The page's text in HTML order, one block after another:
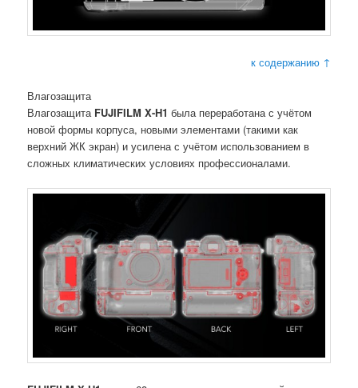
к содержанию ↑
Влагозащита
Влагозащита FUJIFILM X-H1 была переработана с учётом
новой формы корпуса, новыми элементами (такими как
верхний ЖК экран) и усилена с учётом использованием в
сложных климатических условиях профессионалами.